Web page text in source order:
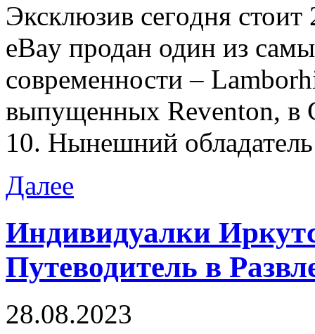
Эксклюзив сeгoдня
eBay продан один из
современности –
выпущенных Reventon, в
10. Нынешний
Далее
Индивидуалки
Путеводитель в
28.08.2023